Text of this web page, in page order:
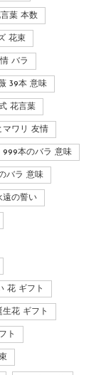
葉 本数
花束
バラ
39本 意味
花言葉
マワリ 友情
999本のバラ 意味
バラ 意味
遠の誓い
花 ギフト
生花 ギフト
ト